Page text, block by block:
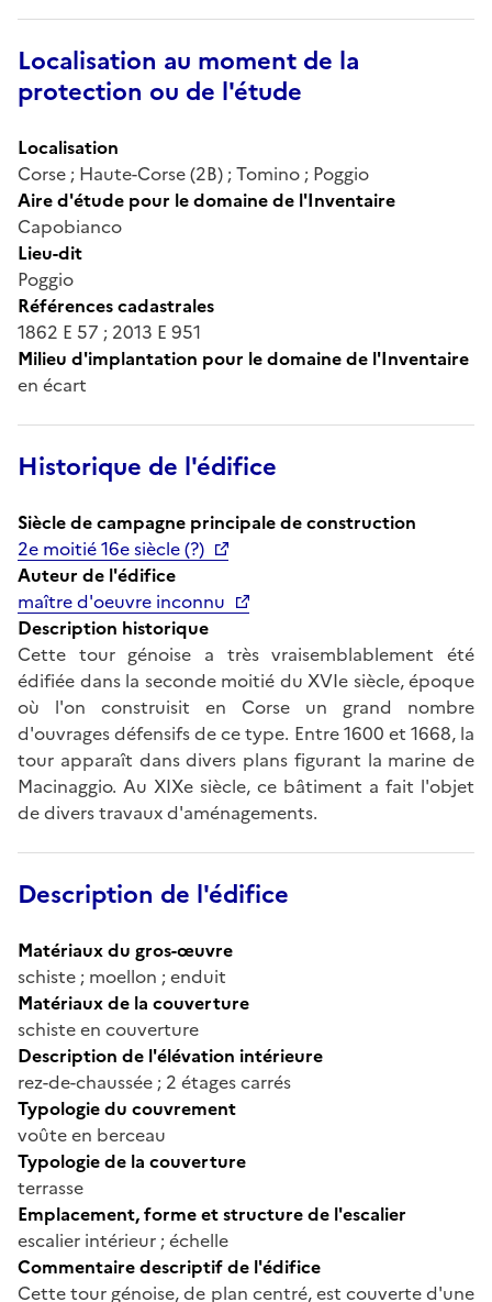
Localisation au moment de la
protection ou de l'étude
Localisation
Corse ; Haute-Corse (2B) ; Tomino ; Poggio
Aire d'étude pour le domaine de l'Inventaire
Capobianco
Lieu-dit
Poggio
Références cadastrales
1862 E 57 ; 2013 E 951
Milieu d'implantation pour le domaine de l'Inventaire
en écart
Historique de l'édifice
Siècle de campagne principale de construction
2e moitié 16e siècle (?)
Auteur de l'édifice
maître d'oeuvre inconnu
Description historique
Cette tour génoise a très vraisemblablement été
édifiée dans la seconde moitié du XVIe siècle, époque
où l'on construisit en Corse un grand nombre
d'ouvrages défensifs de ce type. Entre 1600 et 1668, la
tour apparaît dans divers plans figurant la marine de
Macinaggio. Au XIXe siècle, ce bâtiment a fait l'objet
de divers travaux d'aménagements.
Description de l'édifice
Matériaux du gros-œuvre
schiste ; moellon ; enduit
Matériaux de la couverture
schiste en couverture
Description de l'élévation intérieure
rez-de-chaussée ; 2 étages carrés
Typologie du couvrement
voûte en berceau
Typologie de la couverture
terrasse
Emplacement, forme et structure de l'escalier
escalier intérieur ; échelle
Commentaire descriptif de l'édifice
Cette tour génoise, de plan centré, est couverte d'une